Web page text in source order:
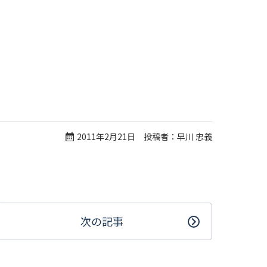
2011年2月21日 投稿者：早川 忠義
次の記事